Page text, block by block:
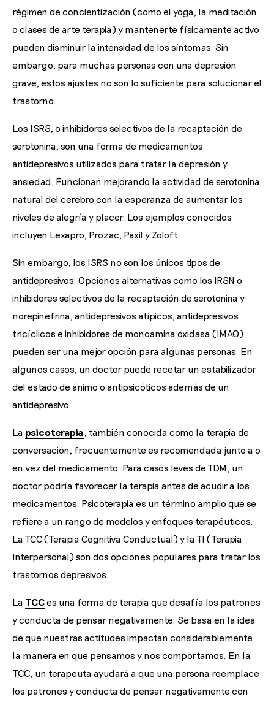
régimen de concientización (como el yoga, la meditación
o clases de arte terapia) y mantenerte físicamente activo
pueden disminuir la intensidad de los síntomas. Sin
embargo, para muchas personas con una depresión
grave, estos ajustes no son lo suficiente para solucionar el
trastorno.
Los ISRS, o inhibidores selectivos de la recaptación de
serotonina, son una forma de medicamentos
antidepresivos utilizados para tratar la depresión y
ansiedad. Funcionan mejorando la actividad de serotonina
natural del cerebro con la esperanza de aumentar los
niveles de alegría y placer. Los ejemplos conocidos
incluyen Lexapro, Prozac, Paxil y Zoloft.
Sin embargo, los ISRS no son los únicos tipos de
antidepresivos. Opciones alternativas como los IRSN o
inhibidores selectivos de la recaptación de serotonina y
norepinefrina, antidepresivos atípicos, antidepresivos
tricíclicos e inhibidores de monoamina oxidasa (IMAO)
pueden ser una mejor opción para algunas personas. En
algunos casos, un doctor puede recetar un estabilizador
del estado de ánimo o antipsicóticos además de un
antidepresivo.
La psicoterapia , también conocida como la terapia de
conversación, frecuentemente es recomendada junto a o
en vez del medicamento. Para casos leves de TDM, un
doctor podría favorecer la terapia antes de acudir a los
medicamentos. Psicoterapia es un término amplio que se
refiere a un rango de modelos y enfoques terapéuticos.
La TCC (Terapia Cognitiva Conductual) y la TI (Terapia
Interpersonal) son dos opciones populares para tratar los
trastornos depresivos.
La TCCes una forma de terapia que desafía los patrones
y conducta de pensar negativamente. Se basa en la idea
de que nuestras actitudes impactan considerablemente
la manera en que pensamos y nos comportamos. En la
TCC, un terapeuta ayudará a que una persona reemplace
los patrones y conducta de pensar negativamente con